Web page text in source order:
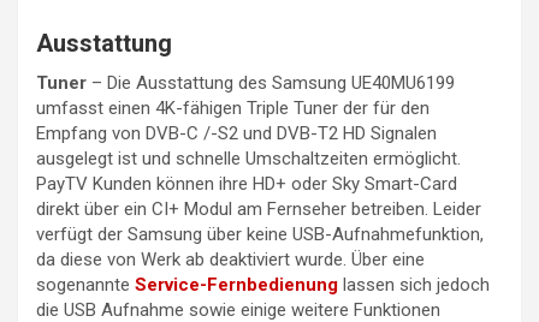
Ausstattung
Tuner – Die Ausstattung des Samsung UE40MU6199
umfasst einen 4K-fähigen Triple Tuner der für den
Empfang von DVB-C /-S2 und DVB-T2 HD Signalen
ausgelegt ist und schnelle Umschaltzeiten ermöglicht.
PayTV Kunden können ihre HD+ oder Sky Smart-Card
direkt über ein CI+ Modul am Fernseher betreiben. Leider
verfügt der Samsung über keine USB-Aufnahmefunktion,
da diese von Werk ab deaktiviert wurde. Über eine
sogenannte Service-Fernbedienung lassen sich jedoch
die USB Aufnahme sowie einige weitere Funktionen